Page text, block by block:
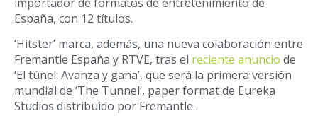
España, con 12 títulos.
‘Hitster’ marca, además, una nueva colaboración entre
Fremantle España y RTVE, tras el reciente anuncio de
‘El túnel: Avanza y gana’, que será la primera versión
mundial de ‘The Tunnel’, paper format de Eureka
Studios distribuido por Fremantle.